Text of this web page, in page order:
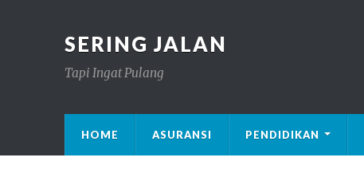
SERING JALAN
Tapi Ingat Pulang
HOME ASURANSI PENDIDIKAN